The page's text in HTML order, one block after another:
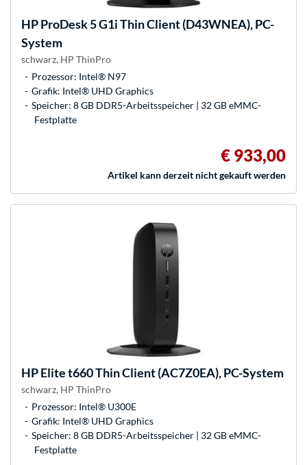
HPProDesk 5 G1i Thin Client (D43WNEA), PC-
System
schwarz, HP ThinPro
Prozessor: Intel® N97
Grafik: Intel® UHD Graphics
Speicher: 8 GB DDR5-Arbeitsspeicher | 32 GB eMMC-
Festplatte
€ 933,00
Artikel kann derzeit nicht gekauft werden
HPElite t660 Thin Client (AC7Z0EA), PC-System
schwarz, HP ThinPro
Prozessor: Intel® U300E
Grafik: Intel® UHD Graphics
Speicher: 8 GB DDR5-Arbeitsspeicher | 32 GB eMMC-
Festplatte